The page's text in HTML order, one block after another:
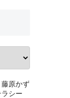
原かず
シー